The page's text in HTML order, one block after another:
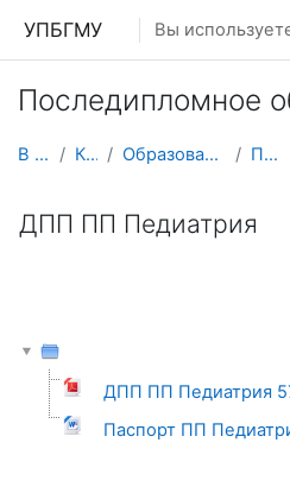
УПБГМУ Вы
Последипломное
В начало Кафедры Образование 2025-2026 уч.год Педиатрии
ДПП ПП Педиатрия
ДПП ПП Педиатрия
Паспорт ПП